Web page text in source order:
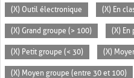
(X) Outil électronique (X) En
(X) Grand groupe (> 100) (X) En
(X) Petit groupe (< 30) (X)
(X) Moyen groupe (entre 30 et 100)